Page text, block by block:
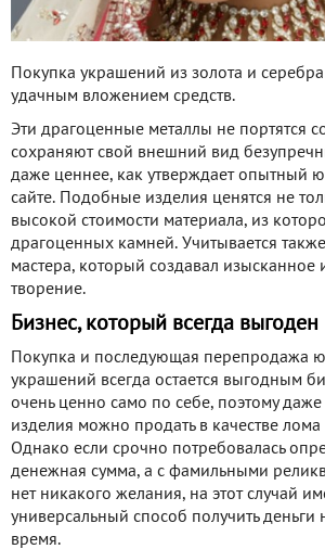
Покупка украшений из золота и серебра
удачным вложением средств.
Эти драгоценные металлы не портятся
сохраняют свой внешний вид
даже ценнее, как утверждает опытный
сайте. Подобные изделия ценятся не
высокой стоимости материала, из
драгоценных камней. Учитывается
мастера, который создавал изысканное
творение.
Бизнес, который всегда выгоден
Покупка и последующая перепродажа
украшений всегда остается выгодным
очень ценно само по себе, поэтому
изделия можно продать в качестве
Однако если срочно потребовалась
денежная сумма, а с фамильными
нет никакого желания, на этот случай
универсальный способ получить деньги
время.